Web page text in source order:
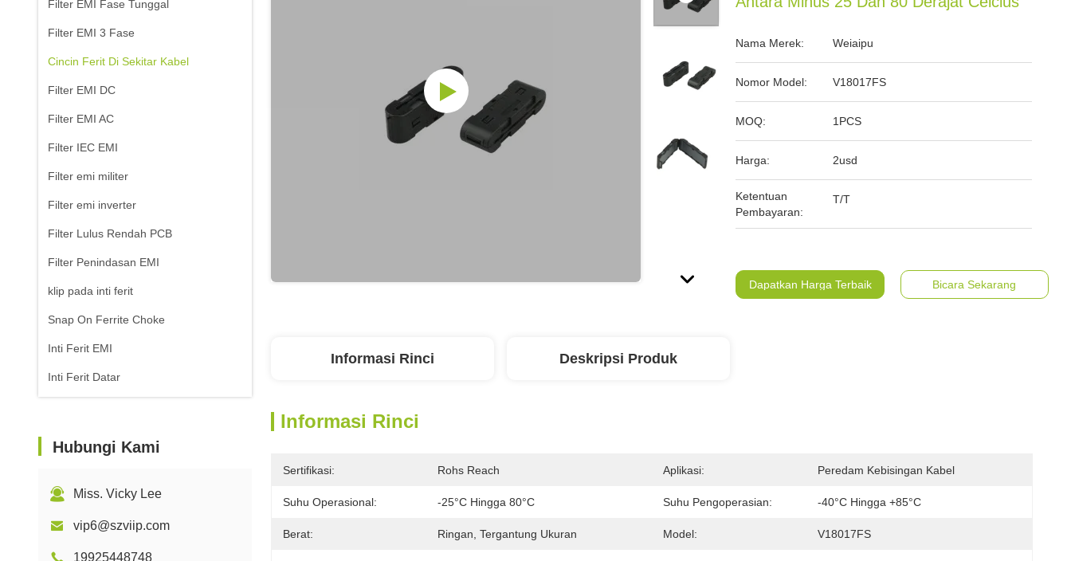
Filter EMI Fase Tunggal
Filter EMI 3 Fase
Cincin Ferit Di Sekitar Kabel
Filter EMI DC
Filter EMI AC
Filter IEC EMI
Filter emi militer
Filter emi inverter
Filter Lulus Rendah PCB
Filter Penindasan EMI
klip pada inti ferit
Snap On Ferrite Choke
Inti Ferit EMI
Inti Ferit Datar
Hubungi Kami
Miss. Vicky Lee
vip6@szviip.com
19925448748
Nama Merek: Weiaipu
Nomor Model: V18017FS
MOQ: 1PCS
Harga: 2usd
Ketentuan
Pembayaran:
T/T
Dapatkan Harga Terbaik Bicara Sekarang
Informasi Rinci Deskripsi Produk
Informasi Rinci
Sertifikasi: Rohs Reach Aplikasi: Peredam Kebisingan Kabel
Suhu Operasional: -25°C Hingga 80°C Suhu Pengoperasian: -40°C Hingga +85°C
Berat: Ringan, Tergantung Ukuran Model: V18017FS